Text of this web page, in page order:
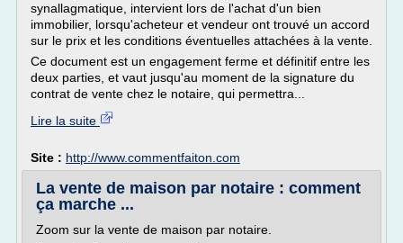
synallagmatique, intervient lors de l'achat d'un bien
immobilier, lorsqu'acheteur et vendeur ont trouvé un accord
sur le prix et les conditions éventuelles attachées à la vente.
Ce document est un engagement ferme et définitif entre les
deux parties, et vaut jusqu'au moment de la signature du
contrat de vente chez le notaire, qui permettra...
Lire la suite
Site : http://www.commentfaiton.com
La vente de maison par notaire : comment
ça marche ...
Zoom sur la vente de maison par notaire.